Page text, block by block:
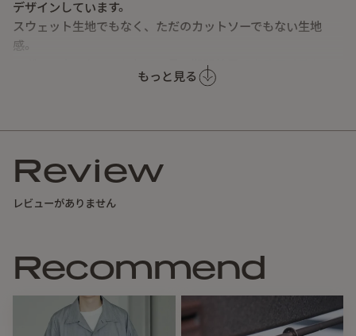
もっと見る
デザインしています。
スウェット生地でもなく、ただのカットソーでもない生地
感。
ヘヴィーカットソーとして、長い期間着用できるアイテムで
■サイズ
タイプ
身長目安
胸囲 88-96cm 96-104cm
着丈 (前/後)
Review
レビューがありません
Recommend